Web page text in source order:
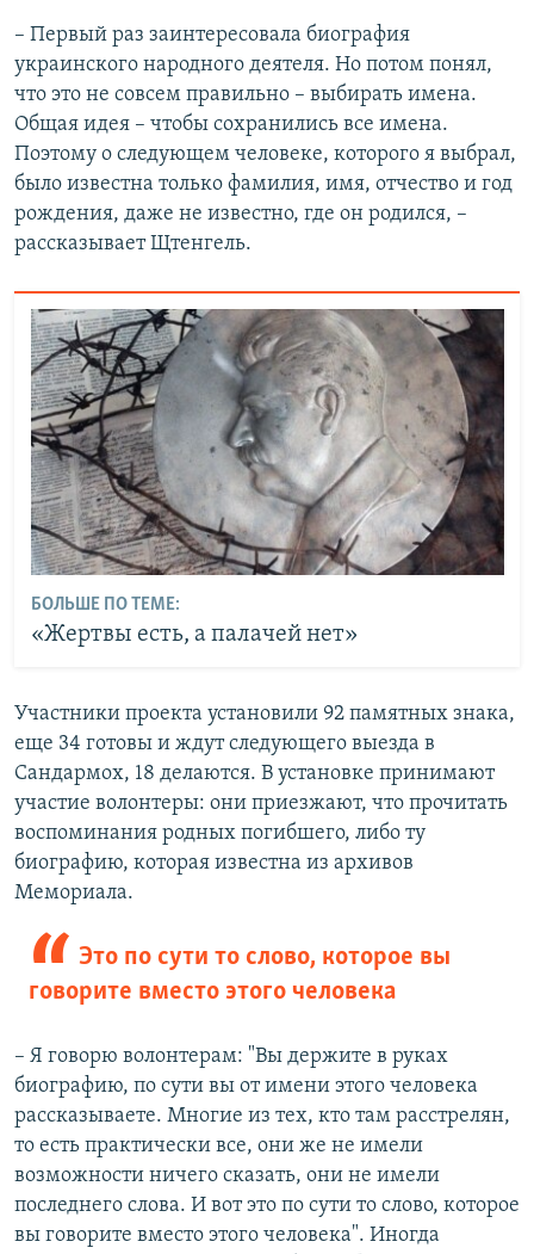
– Первый раз заинтересовала биография
украинского народного деятеля. Но потом понял,
что это не совсем правильно – выбирать имена.
Общая идея – чтобы сохранились все имена.
Поэтому о следующем человеке, которого я выбрал,
было известна только фамилия, имя, отчество и год
рождения, даже не известно, где он родился, –
рассказывает Щтенгель.
БОЛЬШЕ ПО ТЕМЕ:
«Жертвы есть, а палачей нет»
Участники проекта установили 92 памятных знака,
еще 34 готовы и ждут следующего выезда в
Сандармох, 18 делаются. В установке принимают
участие волонтеры: они приезжают, что прочитать
воспоминания родных погибшего, либо ту
биографию, которая известна из архивов
Мемориала.
Это по сути то слово, которое вы
говорите вместо этого человека
– Я говорю волонтерам: "Вы держите в руках
биографию, по сути вы от имени этого человека
рассказываете. Многие из тех, кто там расстрелян,
то есть практически все, они же не имели
возможности ничего сказать, они не имели
последнего слова. И вот это по сути то слово, которое
вы говорите вместо этого человека". Иногда